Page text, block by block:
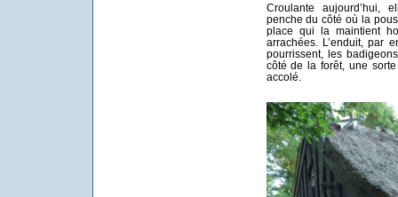
Croulante aujourd’hui,
penche du côté où la
place qui la maintient
arrachées. L’enduit, par
pourrissent, les
côté de la forêt, une
accolé.